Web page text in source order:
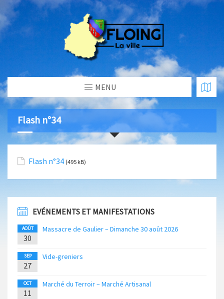
MENU
Flash n°34
Flash n°34 (495 kB)
EVÉNEMENTS ET MANIFESTATIONS
AOÛT
30
Massacre de Gaulier – Dimanche 30 août 2026
SEP
27
Vide-greniers
OCT
11
Marché du Terroir – Marché Artisanal